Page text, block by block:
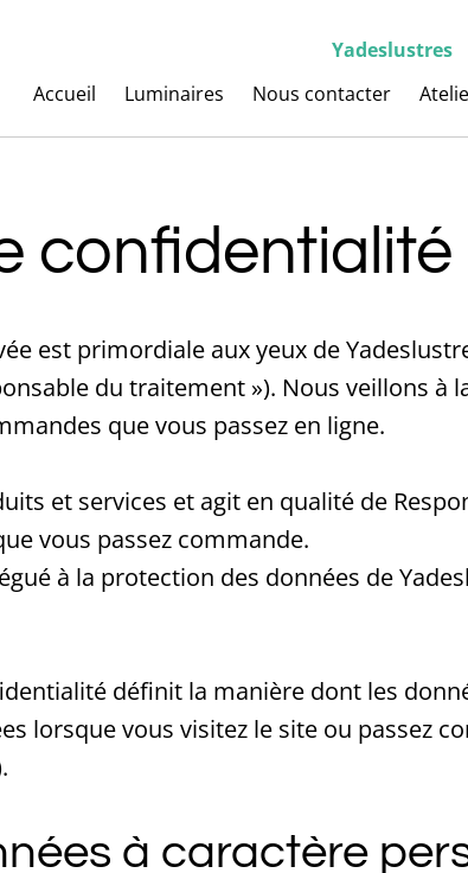
Yadeslustres
Accueil
Luminaires Nous contacter
confidentialité
est primordiale aux yeux de
du traitement »). Nous veillons
que vous passez en ligne.
et services et agit en qualité de
vous passez commande.
à la protection des données de
définit la manière dont les
lorsque vous visitez le site ou passez
à caractère